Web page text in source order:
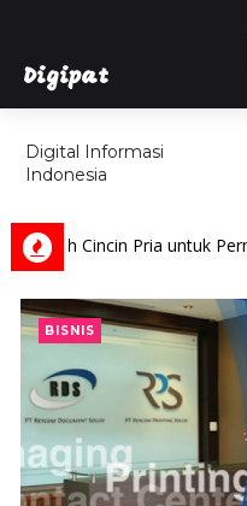
Digipat
Digital Informasi
Indonesia
Pria untuk Pernikahan,
BISNIS